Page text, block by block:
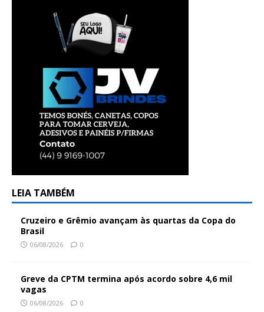
LEIA TAMBÉM
Cruzeiro e Grêmio avançam às quartas da Copa do
Brasil
06/08/2026 0
Greve da CPTM termina após acordo sobre 4,6 mil
vagas
06/08/2026 0